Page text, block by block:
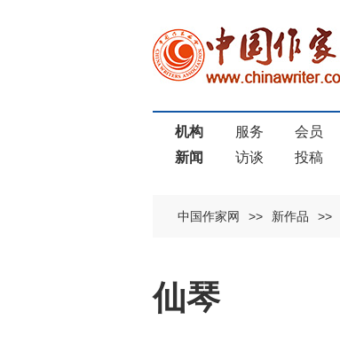
机构 服务 会员
新闻
访谈 投稿
中国作家网 >> 新作品 >>
仙琴